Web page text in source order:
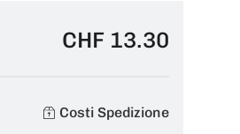
CHF 13.30
Costi Spedizione